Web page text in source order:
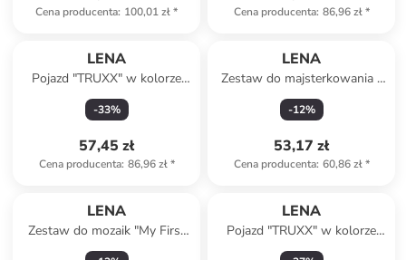
Cena producenta: 100,01 zł* Cena producenta: 86,96 zł*
LENA
Pojazd "TRUXX" w kolorze
czerwono-szarym - 2+
-33%
57,45 zł
Cena producenta: 86,96 zł*
LENA
Zestaw do majsterkowania -
6+
-12%
53,17 zł
Cena producenta: 60,86 zł*
LENA
Zestaw do mozaik "My First
Mosaik - Natur" - 2+
LENA
Pojazd "TRUXX" w kolorze
zielonym - 2+